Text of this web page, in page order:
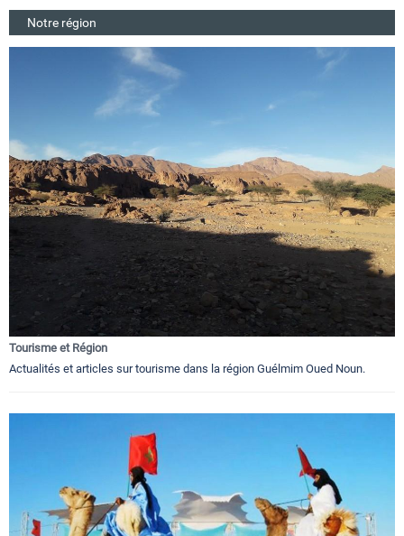
Notre région
Tourisme et Région
Actualités et articles sur tourisme dans la région Guélmim Oued Noun.